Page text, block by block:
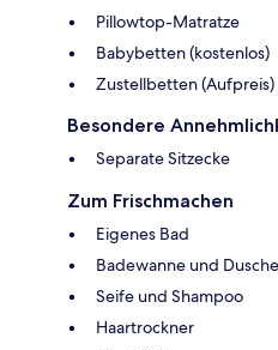
Pillowtop-Matratze
Babybetten (kostenlos)
Zustellbetten (Aufpreis)
Besondere
Separate Sitzecke
Zum Frischmachen
Eigenes Bad
Badewanne und
Seife und Shampoo
Haartrockner